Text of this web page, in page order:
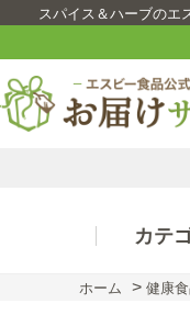
スパイス＆ハーブのエ
カテ
ホーム > 健康